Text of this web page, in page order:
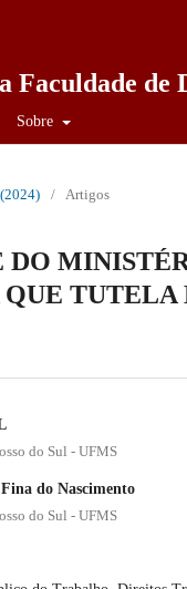
Faculdade de
Sobre
/ Artigos
do Sul - UFMS
do Nascimento
do Sul - UFMS